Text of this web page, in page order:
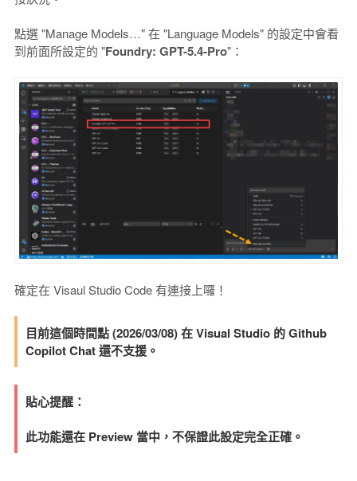
點選 "Manage Models…" 在 "Language Models" 的設定中會看
到前面所設定的 "Foundry: GPT-5.4-Pro"：
確定在 Visaul Studio Code 有連接上囉！
目前這個時間點 (2026/03/08) 在 Visual Studio 的 Github
Copilot Chat 還不支援。
貼心提醒：
此功能還在 Preview 當中，不保證此設定完全正確。